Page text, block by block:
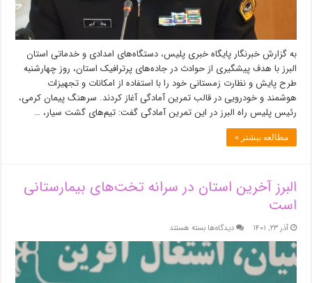
به گزارش خبرنگار پایگاه خبری پلیس، دستگاه‌های امدادی و خدماتی استان
البرز با هدف پیشگیری از حوادث در جاده‌های پرترافیک استان، روز چهارشنبه
طرح پایش و نظارت زمستانی خود را با استفاده از امکانات و تجهیزات
هوشمند و خودرویی در قالب تمرین آمادگی آغاز کردند. سرهنگ پیمان کرمی،
رئیس پلیس راه البرز در این تمرین آمادگی گفت: تیم‌های گشت سیار، …
مطالعه بیشتر »
البرز آخرین استان در سرانه تخت‌های بیمارستانی
است
آذر ۲۳, ۱۴۰۱ دیدگاه‌هابرای
البرز
آخرین
استان
بسته هستند